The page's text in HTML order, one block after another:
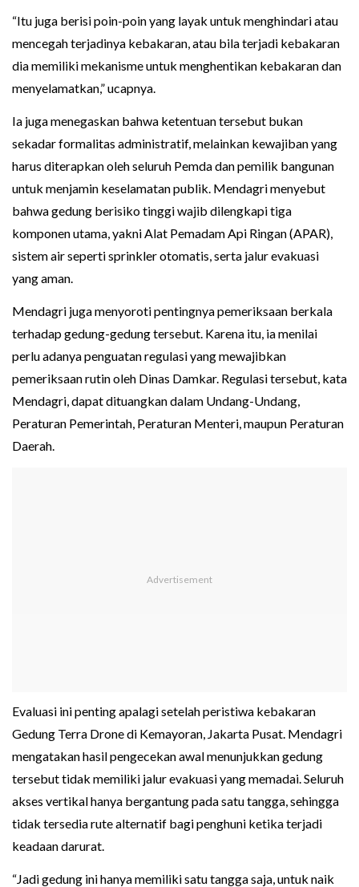
“Itu juga berisi poin-poin yang layak untuk menghindari atau
mencegah terjadinya kebakaran, atau bila terjadi kebakaran
dia memiliki mekanisme untuk menghentikan kebakaran dan
menyelamatkan,” ucapnya.
Ia juga menegaskan bahwa ketentuan tersebut bukan
sekadar formalitas administratif, melainkan kewajiban yang
harus diterapkan oleh seluruh Pemda dan pemilik bangunan
untuk menjamin keselamatan publik. Mendagri menyebut
bahwa gedung berisiko tinggi wajib dilengkapi tiga
komponen utama, yakni Alat Pemadam Api Ringan (APAR),
sistem air seperti sprinkler otomatis, serta jalur evakuasi
yang aman.
Mendagri juga menyoroti pentingnya pemeriksaan berkala
terhadap gedung-gedung tersebut. Karena itu, ia menilai
perlu adanya penguatan regulasi yang mewajibkan
pemeriksaan rutin oleh Dinas Damkar. Regulasi tersebut, kata
Mendagri, dapat dituangkan dalam Undang-Undang,
Peraturan Pemerintah, Peraturan Menteri, maupun Peraturan
Daerah.
Evaluasi ini penting apalagi setelah peristiwa kebakaran
Gedung Terra Drone di Kemayoran, Jakarta Pusat. Mendagri
mengatakan hasil pengecekan awal menunjukkan gedung
tersebut tidak memiliki jalur evakuasi yang memadai. Seluruh
akses vertikal hanya bergantung pada satu tangga, sehingga
tidak tersedia rute alternatif bagi penghuni ketika terjadi
keadaan darurat.
“Jadi gedung ini hanya memiliki satu tangga saja, untuk naik